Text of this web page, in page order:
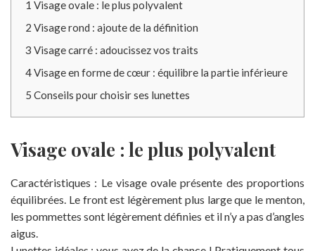
1 Visage ovale : le plus polyvalent
2 Visage rond : ajoute de la définition
3 Visage carré : adoucissez vos traits
4Visage en forme de cœur : équilibre la partie inférieure
5 Conseils pour choisir ses lunettes
Visage ovale : le plus polyvalent
Caractéristiques : Le visage ovale présente des proportions
équilibrées. Le front est légèrement plus large que le menton,
les pommettes sont légèrement définies et il n’y a pas d’angles
aigus.